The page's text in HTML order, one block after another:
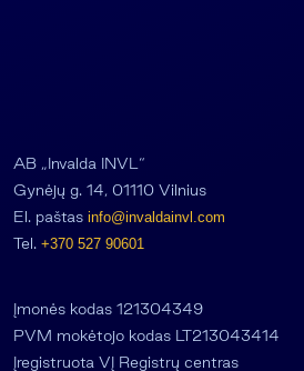
AB „Invalda INVL“
Gynėjų g. 14, 01110 Vilnius
El. paštas info@invaldainvl.com
Tel. +370 527 90601
Įmonės kodas 121304349
PVM mokėtojo kodas LT213043414
Įregistruota VĮ Registrų centras